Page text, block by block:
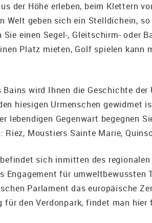
der Höhe erleben, beim Klettern
Welt geben sich ein Stelldichein,
einen Segel-, Gleitschirm- oder
Platz mieten, Golf spielen kann
wird Ihnen die Geschichte
hiesigen Urmenschen gewidmet
lebendigen Gegenwart begegnen
Moustiers Sainte Marie,
sich inmitten des
für umweltbewussten
Parlament das europäische
für den Verdonpark, findet man